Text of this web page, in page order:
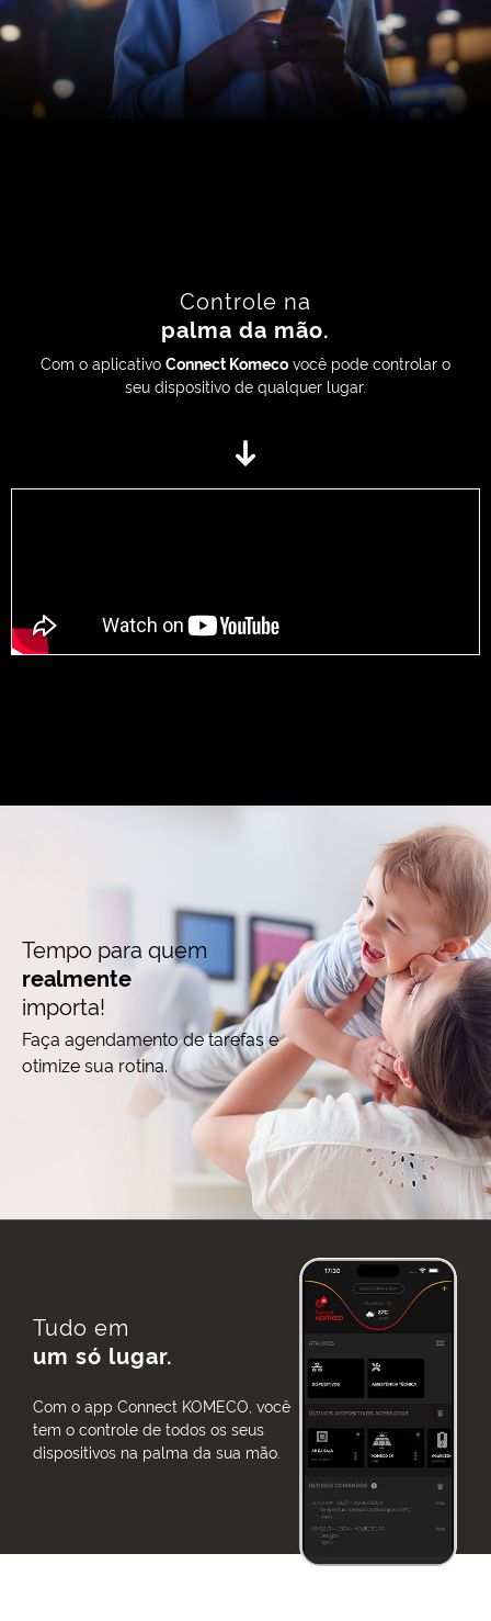
Controle na
palma da mão.
Com o aplicativo Connect Komeco você pode controlar o
seu dispositivo de qualquer lugar.
Tempo para quem
realmente
importa!
Faça agendamento de tarefas e
otimize sua rotina.
Tudo em
um só lugar.
Com o app Connect KOMECO, você
tem o controle de todos os seus
dispositivos na palma da sua mão.